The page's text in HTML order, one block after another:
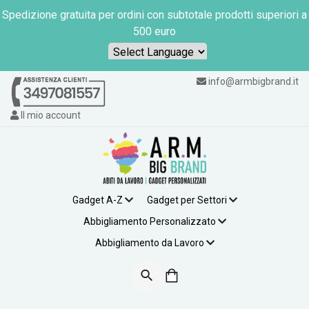
Spedizione gratuita per ordini con subtotale prodotti superiori a
500 euro
Powered by
info@armbigbrand.it
Il mio account
Gadget A-Z
Gadget per Settori
Abbigliamento Personalizzato
Abbigliamento da Lavoro